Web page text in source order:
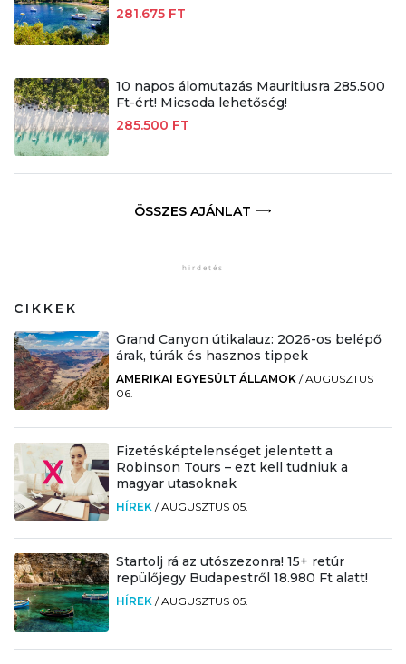
281.675 FT
10 napos álomutazás Mauritiusra 285.500
Ft-ért! Micsoda lehetőség!
285.500 FT
ÖSSZES AJÁNLAT
CIKKEK
Grand Canyon útikalauz: 2026-os belépő
árak, túrák és hasznos tippek
AMERIKAI EGYESÜLT ÁLLAMOK /AUGUSZTUS
06.
Fizetésképtelenséget jelentett a
Robinson Tours – ezt kell tudniuk a
magyar utasoknak
HÍREK /AUGUSZTUS 05.
Startolj rá az utószezonra! 15+ retúr
repülőjegy Budapestről 18.980 Ft alatt!
HÍREK /AUGUSZTUS 05.